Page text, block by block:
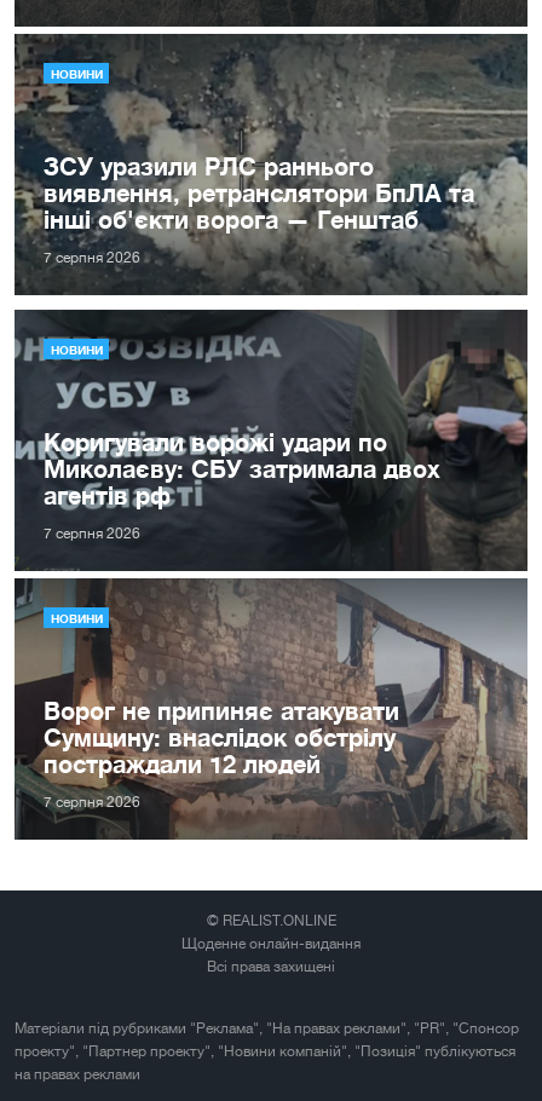
НОВИНИ
ЗСУ уразили РЛС раннього
виявлення, ретранслятори БпЛА та
інші об'єкти ворога — Генштаб
7 серпня 2026
НОВИНИ
Коригували ворожі удари по
Миколаєву: СБУ затримала двох
агентів рф
7 серпня 2026
НОВИНИ
Ворог не припиняє атакувати
Сумщину: внаслідок обстрілу
постраждали 12 людей
7 серпня 2026
© REALIST.ONLINE
Щоденне онлайн-видання
Всі права захищені
Матеріали під рубриками "Реклама", "На правах реклами", "PR", "Спонсор
проекту", "Партнер проекту", "Новини компаній", "Позиція" публікуються
на правах реклами